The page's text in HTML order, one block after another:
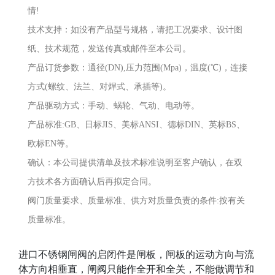
情!
技术支持：如没有产品型号规格，请把工况要求、设计图
纸、技术规范，发送传真或邮件至本公司。
产品订货参数：通径(DN),压力范围(Mpa)，温度(℃)，连接
方式(螺纹、法兰、对焊式、承插等)。
产品驱动方式：手动、蜗轮、气动、电动等。
产品标准:GB、日标JIS、美标ANSI、德标DIN、英标BS、
欧标EN等。
确认：本公司提供清单及技术标准说明至客户确认，在双
方技术各方面确认后再拟定合同。
阀门质量要求、质量标准、供方对质量负责的条件:按有关
质量标准。
进口不锈钢闸阀的启闭件是闸板，闸板的运动方向与流
体方向相垂直，闸阀只能作全开和全关，不能做调节和